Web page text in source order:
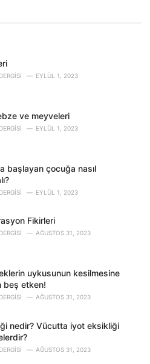
EYLÜL 1, 2023
ve meyveleri
EYLÜL 1, 2023
başlayan çocuğa nasıl
EYLÜL 1, 2023
Fikirleri
AĞUSTOS 31, 2023
uykusunun kesilmesine
beş etken!
AĞUSTOS 31, 2023
nedir? Vücutta iyot eksikliği
AĞUSTOS 31, 2023